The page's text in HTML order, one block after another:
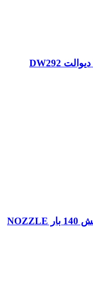
نوزل بشبوري مسدس غسيل كاوتش 140 بار NOZZLE